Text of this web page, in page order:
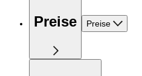
Preise Preise